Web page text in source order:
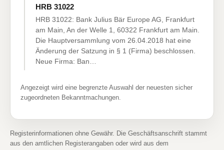
HRB 31022
HRB 31022: Bank Julius Bär Europe AG, Frankfurt
am Main, An der Welle 1, 60322 Frankfurt am Main.
Die Hauptversammlung vom 26.04.2018 hat eine
Änderung der Satzung in § 1 (Firma) beschlossen.
Neue Firma: Ban…
Angezeigt wird eine begrenzte Auswahl der neuesten sicher
zugeordneten Bekanntmachungen.
Registerinformationen ohne Gewähr. Die Geschäftsanschrift stammt
aus den amtlichen Registerangaben oder wird aus dem